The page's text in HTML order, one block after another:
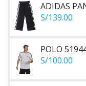
ADIDAS
S/139.00
POLO
S/100.00